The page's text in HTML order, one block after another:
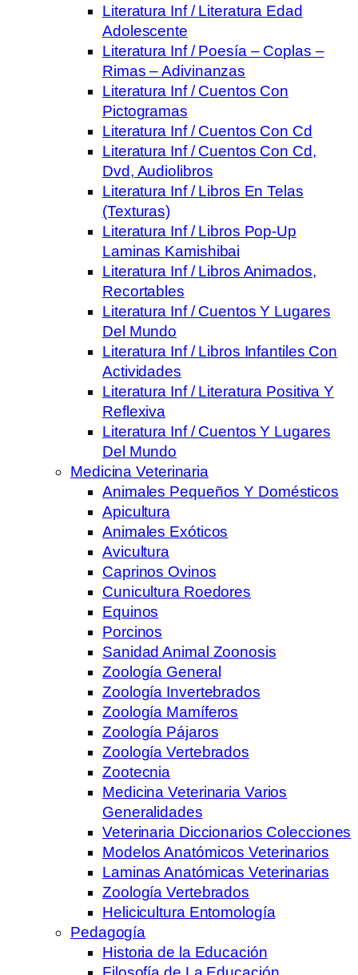
Literatura Inf / Literatura Edad
Adolescente
Literatura Inf / Poesía – Coplas –
Rimas – Adivinanzas
Literatura Inf / Cuentos Con
Pictogramas
Literatura Inf / Cuentos Con Cd
Literatura Inf / Cuentos Con Cd,
Dvd, Audiolibros
Literatura Inf / Libros En Telas
(Texturas)
Literatura Inf / Libros Pop-Up
Laminas Kamishibai
Literatura Inf / Libros Animados,
Recortables
Literatura Inf / Cuentos Y Lugares
Del Mundo
Literatura Inf / Libros Infantiles Con
Actividades
Literatura Inf / Literatura Positiva Y
Reflexiva
Literatura Inf / Cuentos Y Lugares
Del Mundo
Medicina Veterinaria
Animales Pequeños Y Domésticos
Apicultura
Animales Exóticos
Avicultura
Caprinos Ovinos
Cunicultura Roedores
Equinos
Porcinos
Sanidad Animal Zoonosis
Zoología General
Zoología Invertebrados
Zoología Mamíferos
Zoología Pájaros
Zoología Vertebrados
Zootecnia
Medicina Veterinaria Varios
Generalidades
Veterinaria Diccionarios Colecciones
Modelos Anatómicos Veterinarios
Laminas Anatómicas Veterinarias
Zoología Vertebrados
Helicicultura Entomología
Pedagogía
Historia de la Educación